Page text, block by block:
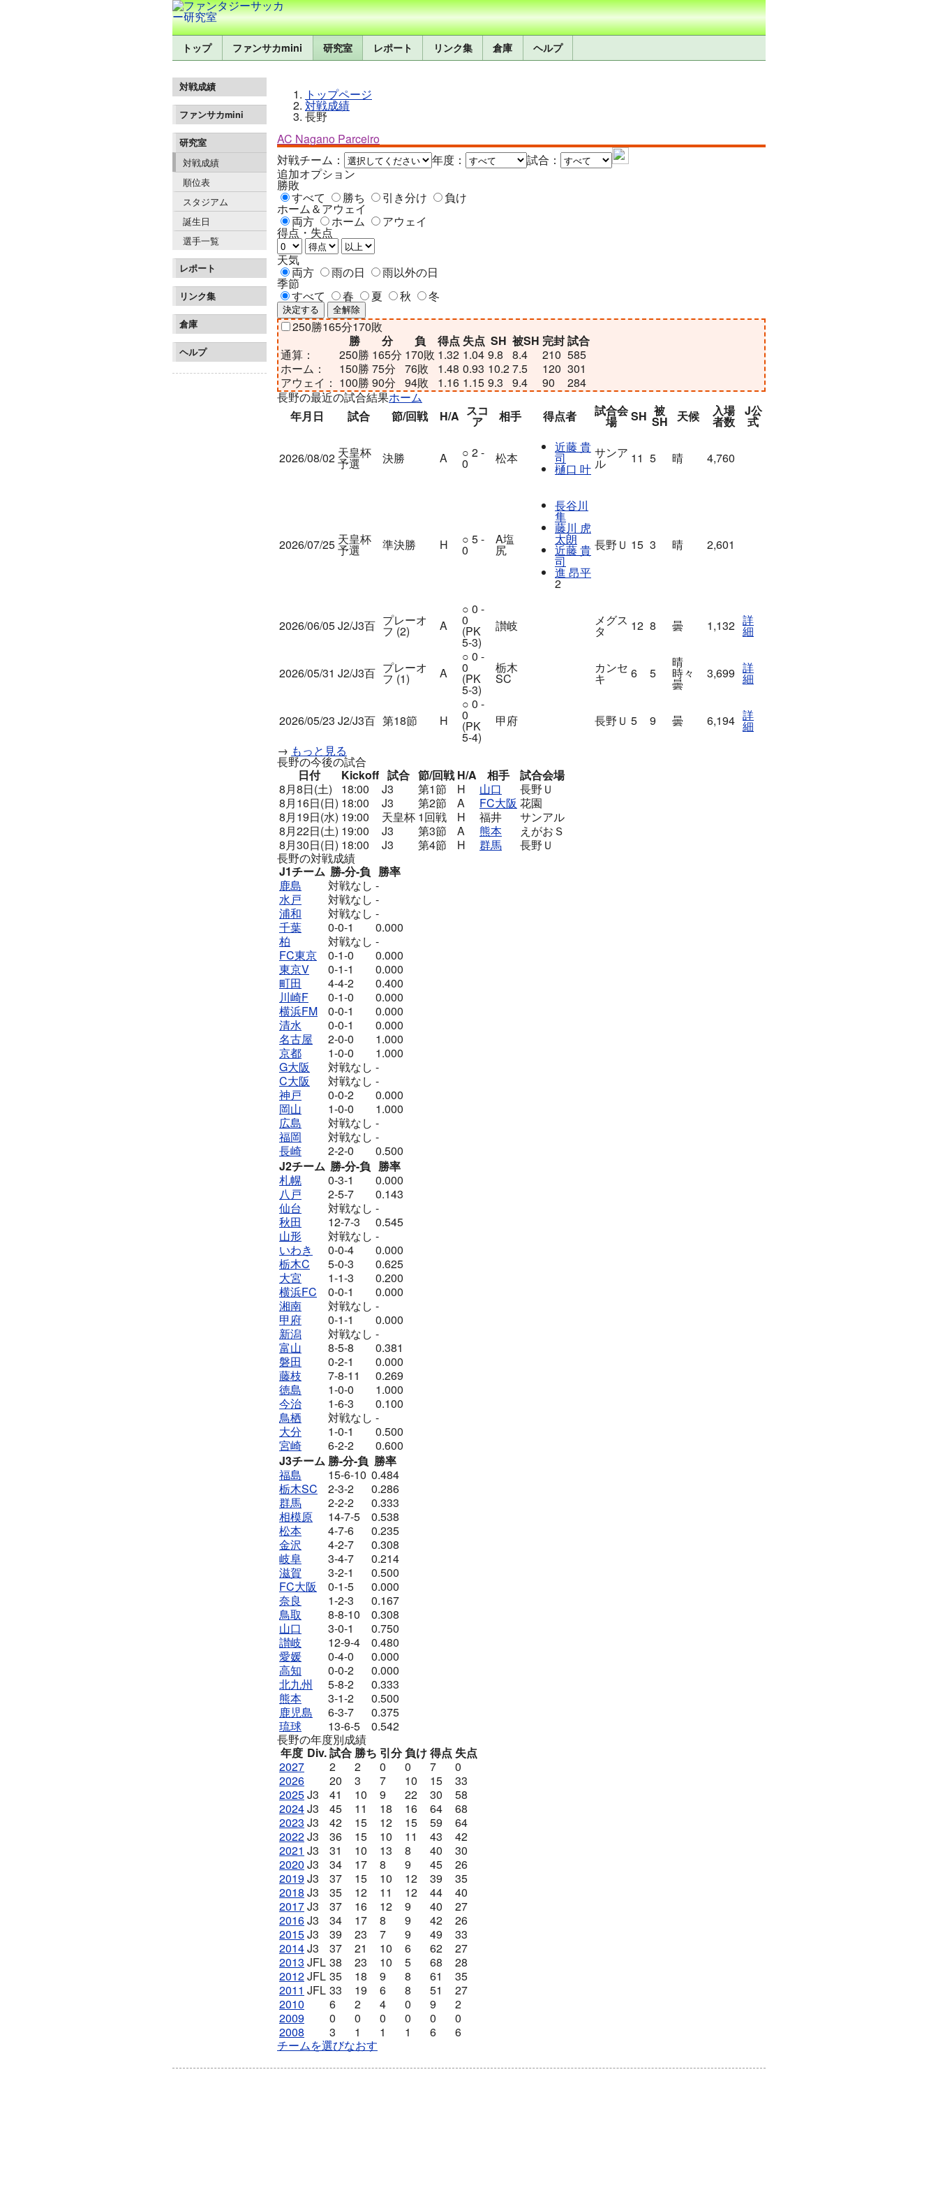
トップ ファンサカmini 研究室 レポート リンク集 倉庫 ヘルプ
対戦成績
ファンサカmini
研究室
対戦成績
順位表
スタジアム
誕生日
選手一覧
レポート
リンク集
倉庫
ヘルプ
トップページ
対戦成績
長野
AC Nagano Parceiro
対戦チーム：
年度：
試合：
追加オプション
勝敗
すべて 勝ち 引き分け 負け
ホーム＆アウェイ
両方 ホーム アウェイ
得点・失点
天気
両方 雨の日 雨以外の日
季節
すべて 春 夏 秋 冬
決定する 全解除
250勝165分170敗
勝
分 負 得点 失点 SH 被SH 完封試合
通算：
250勝 165分 170敗 1.32 1.04 9.8 8.4 210 585
ホーム：
150勝 75分 76敗 1.48 0.93 10.27.5 120 301
アウェイ： 100勝 90分 94敗 1.16 1.15 9.3 9.4 90
284
長野の最近の試合結果ホーム
年月日
試合 節/回戦 H/A スコ
ア 相手 得点者 試合会
場 SH 被
SH 天候 入場
者数
J公
式
2026/08/02 天皇杯
予選 決勝 A ○ 2 -
0 松本
近藤 貴
司
樋口 叶
サンア
ル 11 5 晴 4,760
2026/07/25 天皇杯
予選 準決勝 H ○ 5 -
0
A塩
尻
長谷川
隼
藤川 虎
太朗
近藤 貴
司
進 昂平
2
長野Ｕ 15 3 晴 2,601
2026/06/05J2/J3百 プレーオ
フ (2) A
○ 0 -
0
(PK
5-3)
讃岐 メグス
タ 12 8 曇 1,132 詳
細
2026/05/31 J2/J3百 プレーオ
フ (1) A
○ 0 -
0
(PK
5-3)
栃木
SC
カンセ
キ 6 5
晴
時々
曇
3,699 詳
細
2026/05/23 J2/J3百 第18節 H
○ 0 -
0
(PK
5-4)
甲府 長野Ｕ 5 9 曇 6,194 詳
細
→ もっと見る
長野の今後の試合
日付
Kickoff 試合 節/回戦 H/A 相手
試合会場
8月8日(土)
18:00 J3 第1節 H 山口
長野Ｕ
8月16日(日) 18:00 J3 第2節 A FC大阪 花園
8月19日(水) 19:00 天皇杯 1回戦 H 福井
サンアル
8月22日(土) 19:00 J3 第3節 A 熊本
えがおＳ
8月30日(日) 18:00 J3 第4節 H 群馬
長野Ｕ
長野の対戦成績
J1チーム 勝-分-負 勝率
鹿島
対戦なし -
水戸
対戦なし -
浦和
対戦なし -
千葉
0-0-1
0.000
柏
対戦なし -
FC東京
0-1-0
0.000
東京V
0-1-1
0.000
町田
4-4-2
0.400
川崎F
0-1-0
0.000
横浜FM
0-0-1
0.000
清水
0-0-1
0.000
名古屋
2-0-0
1.000
京都
1-0-0
1.000
G大阪
対戦なし -
C大阪
対戦なし -
神戸
0-0-2
0.000
岡山
1-0-0
1.000
広島
対戦なし -
福岡
対戦なし -
長崎
2-2-0
0.500
J2チーム 勝-分-負 勝率
札幌
0-3-1
0.000
八戸
2-5-7
0.143
仙台
対戦なし -
秋田
12-7-3
0.545
山形
対戦なし -
いわき
0-0-4
0.000
栃木C
5-0-3
0.625
大宮
1-1-3
0.200
横浜FC
0-0-1
0.000
湘南
対戦なし -
甲府
0-1-1
0.000
新潟
対戦なし -
富山
8-5-8
0.381
磐田
0-2-1
0.000
藤枝
7-8-11
0.269
徳島
1-0-0
1.000
今治
1-6-3
0.100
鳥栖
対戦なし -
大分
1-0-1
0.500
宮崎
6-2-2
0.600
J3チーム 勝-分-負 勝率
福島
15-6-10 0.484
栃木SC
2-3-2
0.286
群馬
2-2-2
0.333
相模原
14-7-5
0.538
松本
4-7-6
0.235
金沢
4-2-7
0.308
岐阜
3-4-7
0.214
滋賀
3-2-1
0.500
FC大阪
0-1-5
0.000
奈良
1-2-3
0.167
鳥取
8-8-10
0.308
山口
3-0-1
0.750
讃岐
12-9-4
0.480
愛媛
0-4-0
0.000
高知
0-0-2
0.000
北九州
5-8-2
0.333
熊本
3-1-2
0.500
鹿児島
6-3-7
0.375
琉球
13-6-5
0.542
長野の年度別成績
年度 Div.試合 勝ち 引分負け得点 失点
2027
2 2 0 0 7
0
2026
20 3 7 10 15
33
2025J3 41 10 9 22 30
58
2024J3 45 11 18 16 64
68
2023 J3 42 15 12 15 59
64
2022J3 36 15 10 11 43
42
2021 J3 31 10 13 8 40
30
2020 J3 34 17 8 9 45
26
2019J3 37 15 10 12 39
35
2018 J3 35 12 11 12 44
40
2017J3 37 16 12 9 40
27
2016J3 34 17 8 9 42
26
2015J3 39 23 7 9 49
33
2014J3 37 21 10 6 62
27
2013 JFL 38 23 10 5 68
28
2012JFL 35 18 9 8 61
35
2011 JFL 33 19 6 8 51
27
2010
6 2 4 0 9
2
2009
0 0 0 0 0
0
2008
3 1 1 1 6
6
チームを選びなおす